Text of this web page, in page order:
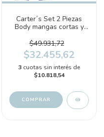
Carter´s Set 2 Piezas
Body mangas cortas y
$49.931,72
$32.455,62
3 cuotas sin interés de
$10.818,54
COMPRAR